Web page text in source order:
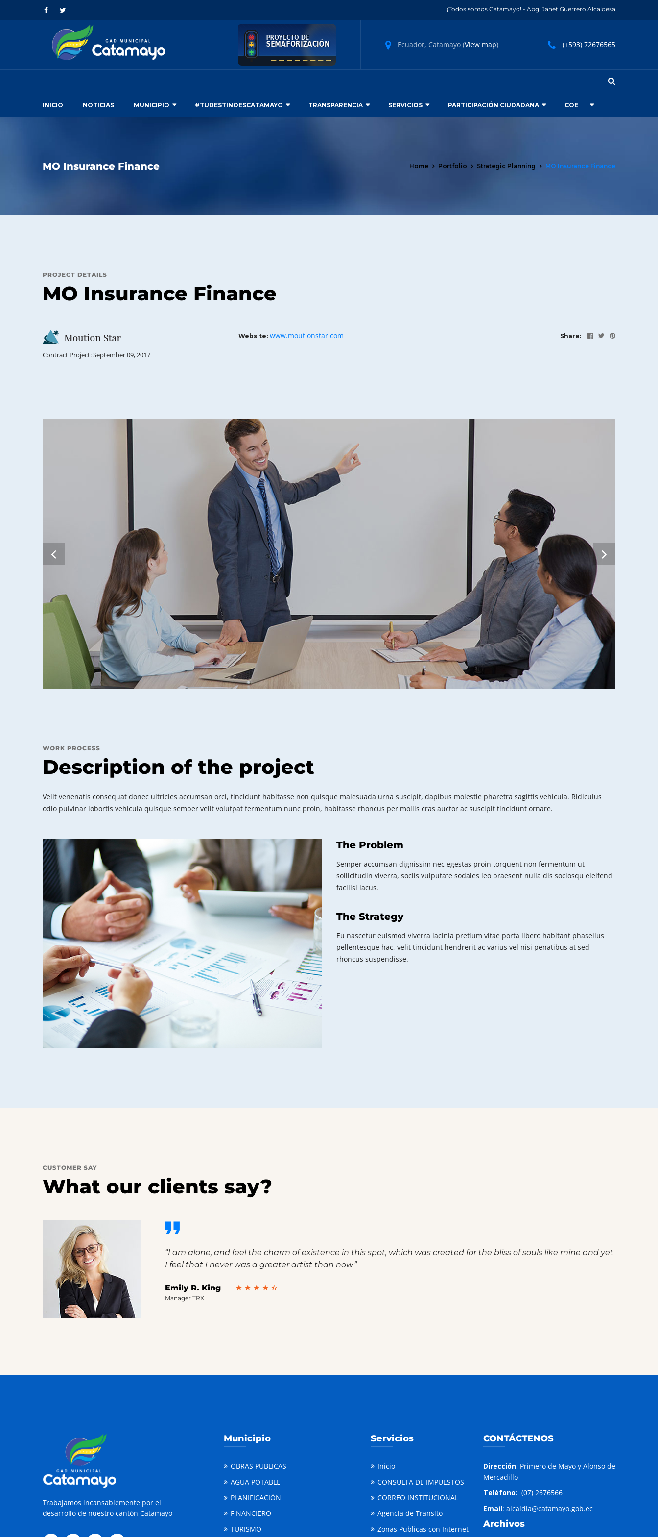
¡Todos somos Catamayo! - Abg. Janet Guerrero Alcaldesa
Ecuador, Catamayo (View map) (+593) 72676565
INICIO NOTICIAS MUNICIPIO #TUDESTINOESCATAMAYO TRANSPARENCIA SERVICIOS PARTICIPACIÓN CIUDADANA COE
MO Insurance Finance Home Portfolio Strategic Planning MO Insurance Finance
PROJECT DETAILS
MO Insurance Finance
Contract Project: September 09, 2017
Website: www.moutionstar.com Share:
WORK PROCESS
Description of the project
Velit venenatis consequat donec ultricies accumsan orci, tincidunt habitasse non quisque malesuada urna suscipit, dapibus molestie pharetra sagittis vehicula. Ridiculus
odio pulvinar lobortis vehicula quisque semper velit volutpat fermentum nunc proin, habitasse rhoncus per mollis cras auctor ac suscipit tincidunt ornare.
The Problem
Semper accumsan dignissim nec egestas proin torquent non fermentum ut
sollicitudin viverra, sociis vulputate sodales leo praesent nulla dis sociosqu eleifend
facilisi lacus.
The Strategy
Eu nascetur euismod viverra lacinia pretium vitae porta libero habitant phasellus
pellentesque hac, velit tincidunt hendrerit ac varius vel nisi penatibus at sed
rhoncus suspendisse.
CUSTOMER SAY
What our clients say?
“I am alone, and feel the charm of existence in this spot, which was created for the bliss of souls like mine and yet
I feel that I never was a greater artist than now.”
Emily R. King
Manager TRX
Trabajamos incansablemente por el
desarrollo de nuestro cantón Catamayo
Municipio
OBRAS PÚBLICAS
AGUA POTABLE
PLANIFICACIÓN
FINANCIERO
TURISMO
Servicios
Inicio
CONSULTA DE IMPUESTOS
CORREO INSTITUCIONAL
Agencia de Transito
Zonas Publicas con Internet
CONTÁCTENOS
Dirección: Primero de Mayo y Alonso de
Mercadillo
Teléfono: (07) 2676566
Email: alcaldia@catamayo.gob.ec
Archivos